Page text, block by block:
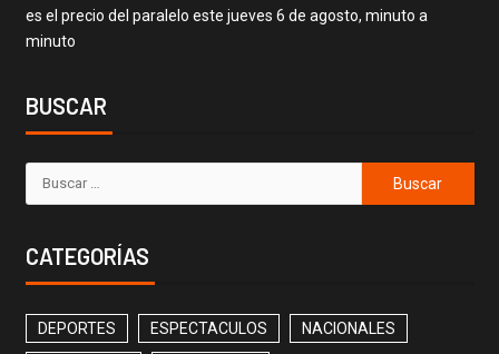
es el precio del paralelo este jueves 6 de agosto, minuto a
minuto
BUSCAR
CATEGORÍAS
DEPORTES ESPECTACULOS NACIONALES